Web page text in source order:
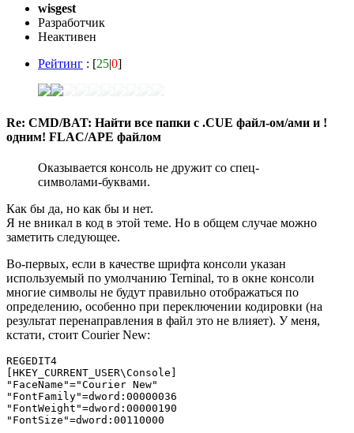
wisgest
Разработчик
Неактивен
Рейтинг : [25|0]
Re: CMD/BAT: Найти все папки с .CUE файл-ом/ами и !
одним! FLAC/APE файлом
Оказывается консоль не дружит со спец-
символами-буквами.
Как бы да, но как бы и нет.
Я не вникал в код в этой теме. Но в общем случае можно
заметить следующее.
Во-первых, если в качестве шрифта консоли указан
используемый по умолчанию Terninal, то в окне консоли
многие символы не будут правильно отображаться по
определению, особенно при переключении кодировки (на
результат перенаправления в файл это не влияет). У меня,
кстати, стоит Courier New:
REGEDIT4
[HKEY_CURRENT_USER\Console]
"FaceName"="Courier New"
"FontFamily"=dword:00000036
"FontWeight"=dword:00000190